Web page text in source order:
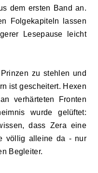
dem ersten Band an.
Folgekapiteln lassen
Lesepause leicht
zu stehlen und
ist gescheitert. Hexen
verhärteten Fronten
wurde gelüftet:
dass Zera eine
völlig alleine da - nur
Begleiter.